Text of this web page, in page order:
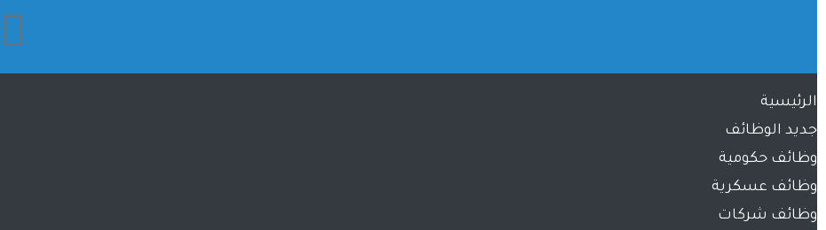
الرئيسية
جديد الوظائف
وظائف حكومية
وظائف عسكرية
وظائف شركات